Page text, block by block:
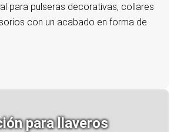
para pulseras decorativas, collares
con un acabado en forma de
para llaveros